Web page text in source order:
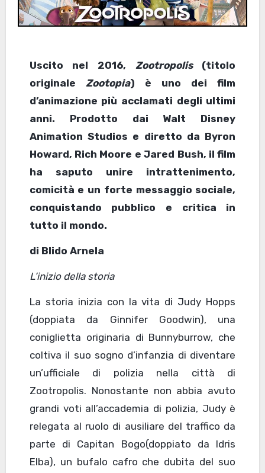
Uscito nel 2016, Zootropolis(titolo
originale Zootopia) è uno dei film
d’animazione più acclamati degli ultimi
anni. Prodotto dai Walt Disney
Animation Studios e diretto da Byron
Howard, Rich Moore e Jared Bush, il film
ha saputo unire intrattenimento,
comicità e un forte messaggio sociale,
conquistando pubblico e critica in
tutto il mondo.
di Blido Arnela
L’inizio della storia
La storia inizia con la vita di Judy Hopps
(doppiata da Ginnifer Goodwin), una
coniglietta originaria di Bunnyburrow, che
coltiva il suo sogno d’infanzia di diventare
un’ufficiale di polizia nella città di
Zootropolis. Nonostante non abbia avuto
grandi voti all’accademia di polizia, Judy è
relegata al ruolo di ausiliare del traffico da
parte di Capitan Bogo(doppiato da Idris
Elba), un bufalo cafro che dubita del suo